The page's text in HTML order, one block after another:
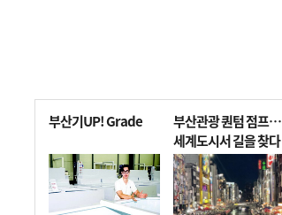
부산기UP! Grade
부산관광 퀀텀 점프…
세계도시서 길을 찾다